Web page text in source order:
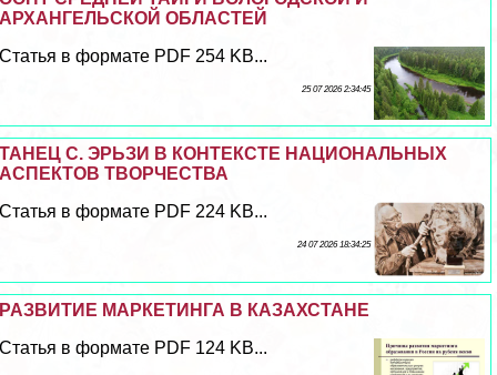
АРХАНГЕЛЬСКОЙ ОБЛАСТЕЙ
Статья в формате PDF 254 KB...
25 07 2026 2:34:45
ТАНЕЦ С. ЭРЬЗИ В КОНТЕКСТЕ НАЦИОНАЛЬНЫХ
АСПЕКТОВ ТВОРЧЕСТВА
Статья в формате PDF 224 KB...
24 07 2026 18:34:25
РАЗВИТИЕ МАРКЕТИНГА В КАЗАХСТАНЕ
Статья в формате PDF 124 KB...